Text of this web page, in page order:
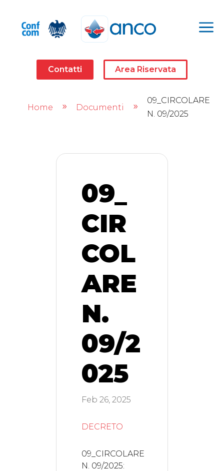
a
Contatti Area Riservata
Home 9 Documenti 9
09_CIRCOLARE
N. 09/2025
09_
CIR
COL
ARE
N.
09/2
025
Feb 26, 2025
DECRETO
09_CIRCOLARE
N. 09/2025: